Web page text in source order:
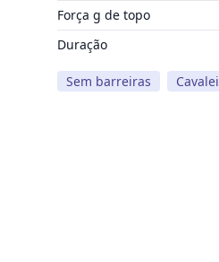
Força g de topo
Duração
Sem barreiras